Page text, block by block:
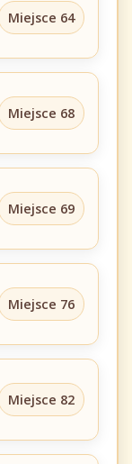
Miejsce 64
Miejsce 68
Miejsce 69
Miejsce 76
Miejsce 82